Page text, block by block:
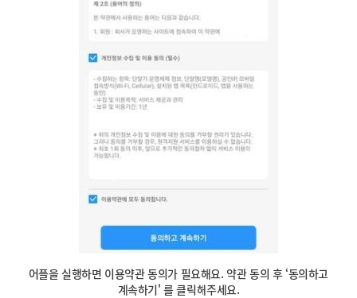
어플을 실행하면 이용약관 동의가 필요해요. 약관 동의 후 ‘동의하고
계속하기' 를 클릭해주세요.